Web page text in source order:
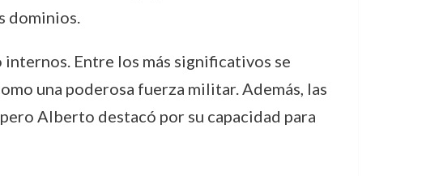
dominios.
Entre los más significativos se
una poderosa fuerza militar. Además, las
Alberto destacó por su capacidad para